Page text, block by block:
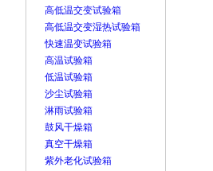
高低温交变试验箱
高低温交变湿热试验箱
快速温变试验箱
高温试验箱
低温试验箱
沙尘试验箱
淋雨试验箱
鼓风干燥箱
真空干燥箱
紫外老化试验箱